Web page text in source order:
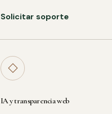
Solicitar soporte
◇
IA y transparencia web